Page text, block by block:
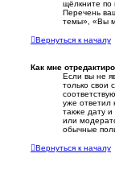
щёлкните по
Перечень
темы», «Вы
Вернуться к началу
Как мне
Если вы не
только свои
уже ответил
также дату
или
обычные
Вернуться к началу